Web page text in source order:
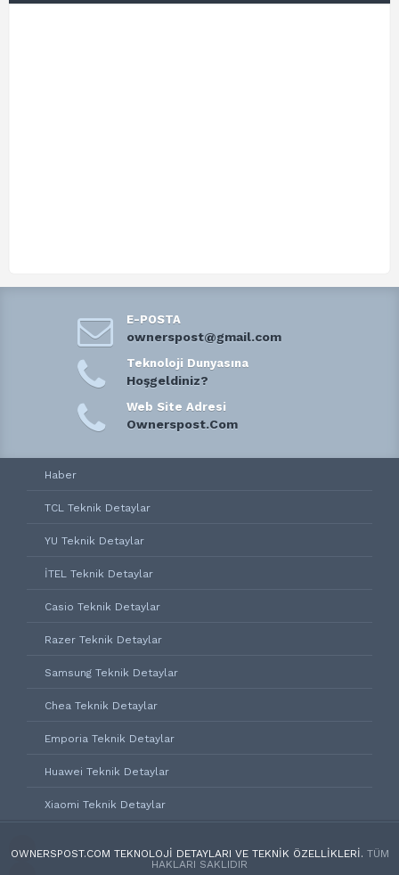
E-POSTA
ownerspost@gmail.com
Teknoloji Dunyasına
Hoşgeldiniz?
Web Site Adresi
Ownerspost.Com
Haber
TCL Teknik Detaylar
YU Teknik Detaylar
İTEL Teknik Detaylar
Casio Teknik Detaylar
Razer Teknik Detaylar
Samsung Teknik Detaylar
Chea Teknik Detaylar
Emporia Teknik Detaylar
Huawei Teknik Detaylar
Xiaomi Teknik Detaylar
OWNERSPOST.COM TEKNOLOJI DETAYLARI VE TEKNIK ÖZELLIKLERI. TÜM
HAKLARI SAKLIDIR